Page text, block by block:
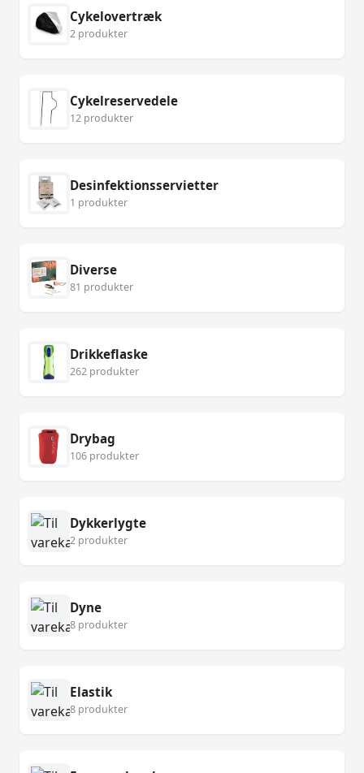
Cykelovertræk
2 produkter
Cykelreservedele
12 produkter
Desinfektionsservietter
1 produkter
Diverse
81 produkter
Drikkeflaske
262 produkter
Drybag
106 produkter
Dykkerlygte
2 produkter
Dyne
8 produkter
Elastik
8 produkter